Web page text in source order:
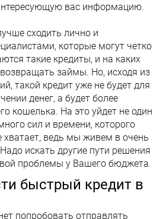
вас информацию.
сходить лично и
которые могут четко
такие кредиты, и на каких
займы. Но, исходя из
такой кредит уже не будет для
денег, а будет более
кошелька. На это уйдет не один
сил и времени, которого
хватает, ведь мы живем в очень
искать другие пути решения
проблемы у Вашего бюджета.
быстрый кредит в
попробовать отправлять